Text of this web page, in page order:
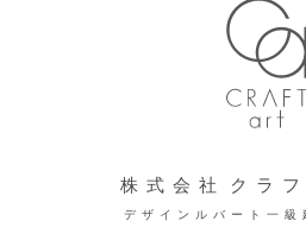
株式会社 クラ
デザインルバート一級